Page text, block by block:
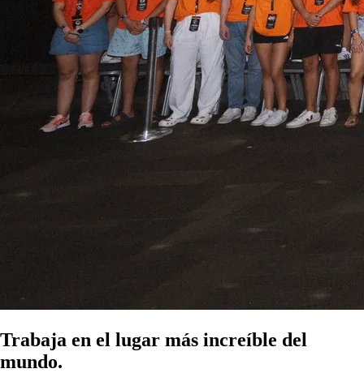
Trabaja en el lugar más increíble del
mundo.